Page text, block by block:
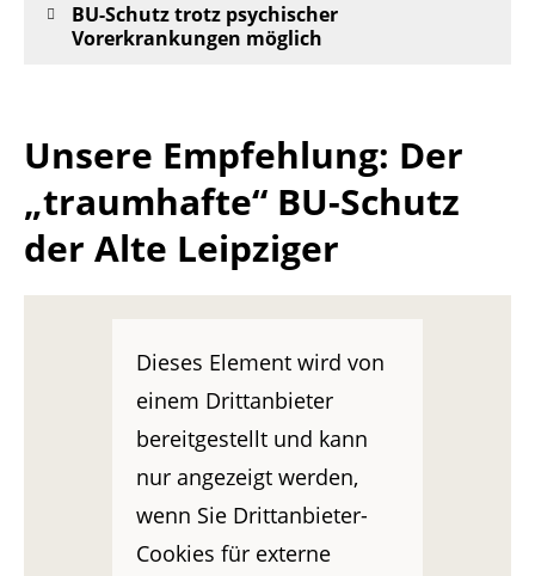
BU-Schutz trotz psychischer
Vorerkrankungen möglich
Unsere Empfehlung: Der
„traumhafte“ BU-Schutz
der Alte Leipziger
Dieses Element wird von
einem Drittanbieter
bereitgestellt und kann
nur angezeigt werden,
wenn Sie Drittanbieter-
Cookies für externe